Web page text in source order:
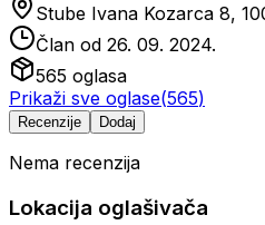
Stube Ivana Kozarca 8,
Član od 26. 09. 2024.
565 oglasa
Prikaži sve oglase(565)
Recenzije Dodaj
Nema recenzija
Lokacija oglašivača